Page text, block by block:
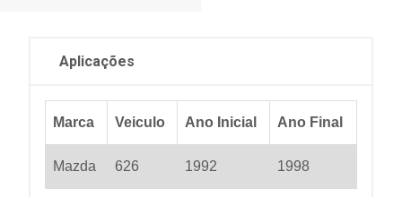
Aplicações
Marca Veiculo Ano Inicial Ano Final
Mazda 626 1992 1998